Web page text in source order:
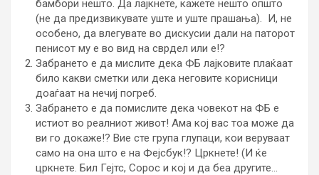
бамбори нешто. Да лајкнете, кажете нешто општо
(не да предизвикувате уште и уште прашања). И, не
особено, да влегувате во дискусии дали на паторот
пенисот му е во вид на сврдел или е!?
Забрането е да мислите дека ФБ лајковите плаќаат
било какви сметки или дека неговите корисници
доаѓаат на нечиј погреб.
Забрането е да помислите дека човекот на ФБ е
истиот во реалниот живот! Ама кој вас тоа може да
ви го докаже!? Вие сте група глупаци, кои веруваат
само на она што е на Фејсбук!? Цркнете! (И ќе
цркнете. Бил Гејтс, Сорос и кој и да беа другите…